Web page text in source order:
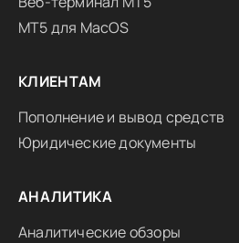
MT5 для MacOS
КЛИЕНТАМ
Пополнение и вывод средств
Юридические документы
АНАЛИТИКА
Аналитические обзоры